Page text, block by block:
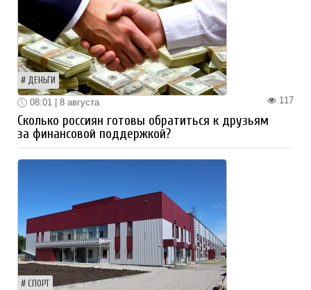
ДЕНЬГИ
117
08:01 | 8 августа
Сколько россиян готовы обратиться к друзьям
за финансовой поддержкой?
СПОРТ